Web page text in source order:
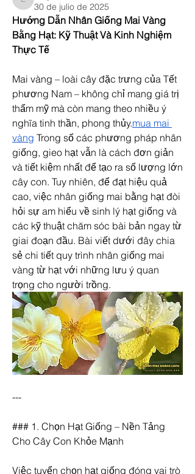
engine.aszm888
30 de julio de 2025
Hướng Dẫn Nhân Giống Mai Vàng
Bằng Hạt: Kỹ Thuật Và Kinh Nghiệm
Thực Tế
Mai vàng – loài cây đặc trưng của Tết
phương Nam – không chỉ mang giá trị
thẩm mỹ mà còn mang theo nhiều ý
nghĩa tinh thần, phong thủy.mua mai
vàng Trong số các phương pháp nhân
giống, gieo hạt vẫn là cách đơn giản
và tiết kiệm nhất để tạo ra số lượng lớn
cây con. Tuy nhiên, để đạt hiệu quả
cao, việc nhân giống mai bằng hạt đòi
hỏi sự am hiểu về sinh lý hạt giống và
các kỹ thuật chăm sóc bài bản ngay từ
giai đoạn đầu. Bài viết dưới đây chia
sẻ chi tiết quy trình nhân giống mai
vàng từ hạt với những lưu ý quan
trọng cho người trồng.
---
### 1. Chọn Hạt Giống – Nền Tảng
Cho Cây Con Khỏe Mạnh
Việc tuyển chọn hạt giống đóng vai trò